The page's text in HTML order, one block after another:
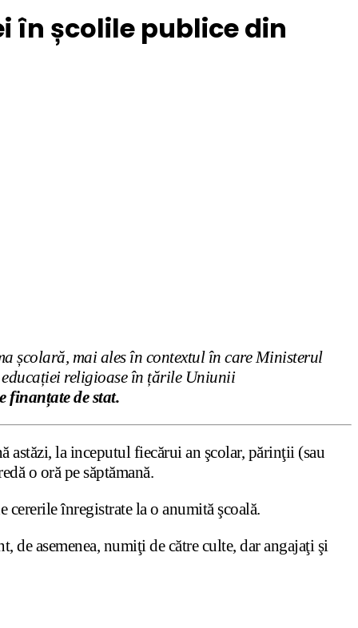
în școlile publice din
școlară, mai ales în contextul în care Ministerul
religioase în țările Uniunii
finanțate de stat.
la inceputul fiecărui an şcolar, părinţii (sau
o oră pe săptămană.
înregistrate la o anumită şcoală.
de asemenea, numiţi de către culte, dar angajaţi şi